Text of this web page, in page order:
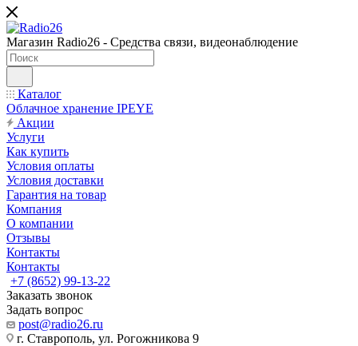
Магазин Radio26 - Средства связи, видеонаблюдение
Каталог
Облачное хранение IPEYE
Акции
Услуги
Как купить
Условия оплаты
Условия доставки
Гарантия на товар
Компания
О компании
Отзывы
Контакты
Контакты
+7 (8652) 99-13-22
Заказать звонок
Задать вопрос
post@radio26.ru
г. Ставрополь, ул. Рогожникова 9